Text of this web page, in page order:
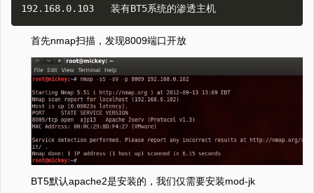
首先nmap扫描，发现8009端口开放
BT5默认apache2是安装的，我们仅需要安装mod-jk